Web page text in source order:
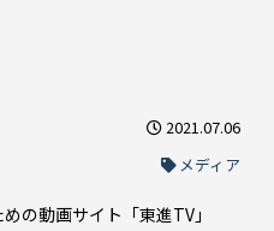
2021.07.06
メディア
の動画サイト「東進TV」